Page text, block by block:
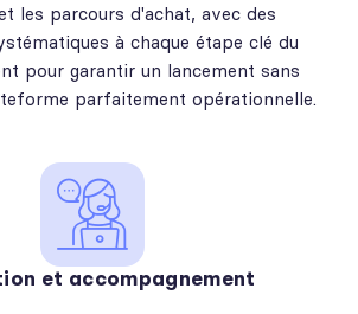
les parcours d'achat, avec des
à chaque étape clé du
pour garantir un lancement sans
parfaitement opérationnelle.
et accompagnement